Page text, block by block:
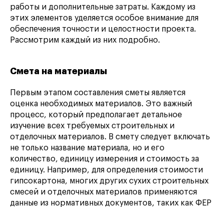
работы и дополнительные затраты. Каждому из
этих элементов уделяется особое внимание для
обеспечения точности и целостности проекта.
Рассмотрим каждый из них подробно.
Смета на материалы
Первым этапом составления сметы является
оценка необходимых материалов. Это важный
процесс, который предполагает детальное
изучение всех требуемых строительных и
отделочных материалов. В смету следует включать
не только название материала, но и его
количество, единицу измерения и стоимость за
единицу. Например, для определения стоимости
гипсокартона, многих других сухих строительных
смесей и отделочных материалов применяются
данные из нормативных документов, таких как ФЕР